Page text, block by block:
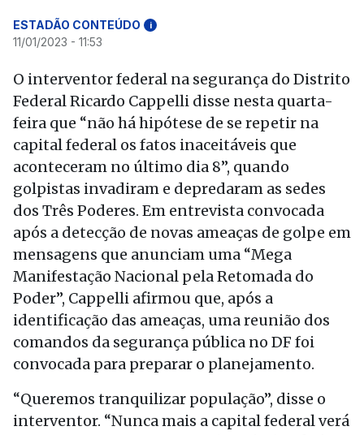
ESTADÃO CONTEÚDO i
11/01/2023 - 11:53
O interventor federal na segurança do Distrito
Federal Ricardo Cappelli disse nesta quarta-
feira que “não há hipótese de se repetir na
capital federal os fatos inaceitáveis que
aconteceram no último dia 8”, quando
golpistas invadiram e depredaram as sedes
dos Três Poderes. Em entrevista convocada
após a detecção de novas ameaças de golpe em
mensagens que anunciam uma “Mega
Manifestação Nacional pela Retomada do
Poder”, Cappelli afirmou que, após a
identificação das ameaças, uma reunião dos
comandos da segurança pública no DF foi
convocada para preparar o planejamento.
“Queremos tranquilizar população”, disse o
interventor. “Nunca mais a capital federal verá